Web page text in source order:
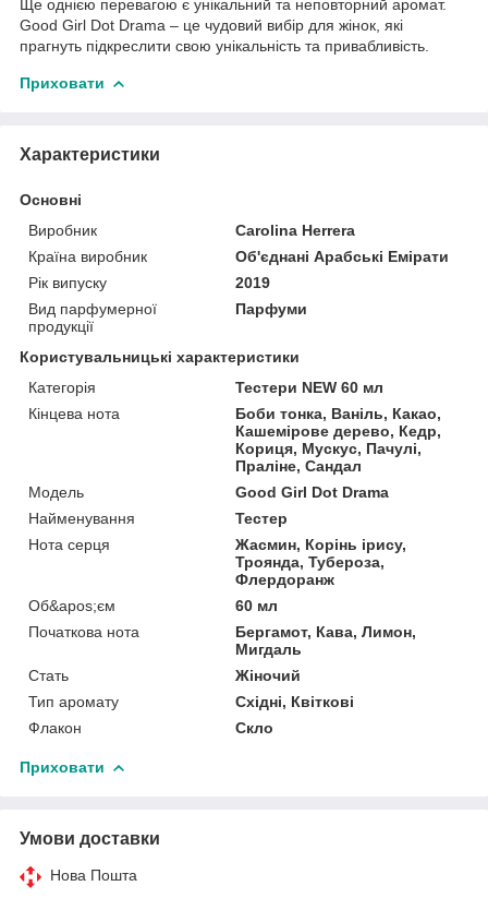
Ще однією перевагою є унікальний та неповторний аромат.
Good Girl Dot Drama – це чудовий вибір для жінок, які
прагнуть підкреслити свою унікальність та привабливість.
Приховати
Характеристики
Основні
Виробник
Carolina Herrera
Країна виробник
Об'єднані Арабські Емірати
Рік випуску
2019
Вид парфумерної
продукції
Парфуми
Користувальницькі характеристики
Категорія
Тестери NEW 60 мл
Кінцева нота
Боби тонка, Ваніль, Какао,
Кашемірове дерево, Кедр,
Кориця, Мускус, Пачулі,
Праліне, Сандал
Мoдель
Good Girl Dot Drama
Найменування
Тестер
Нота серця
Жасмин, Корінь ірису,
Троянда, Тубероза,
Флердоранж
Об&apos;єм
60 мл
Початкова нота
Бергамот, Кава, Лимон,
Мигдаль
Стать
Жіночий
Тип аромату
Східні, Квіткові
Флакон
Скло
Приховати
Умови доставки
Нова Пошта